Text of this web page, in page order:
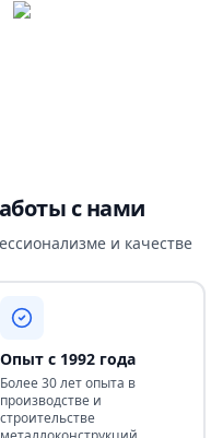
с нами
и качестве
Опыт с 1992 года
Более 30 лет опыта в
производстве и
строительстве